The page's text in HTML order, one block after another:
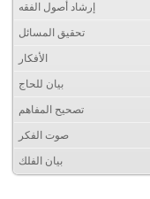
إرشاد أصول الفقه
تحقيق المسائل
الأفكار
بيان للحاج
تصحيح المفاهم
صوت الفكر
بيان الفلك